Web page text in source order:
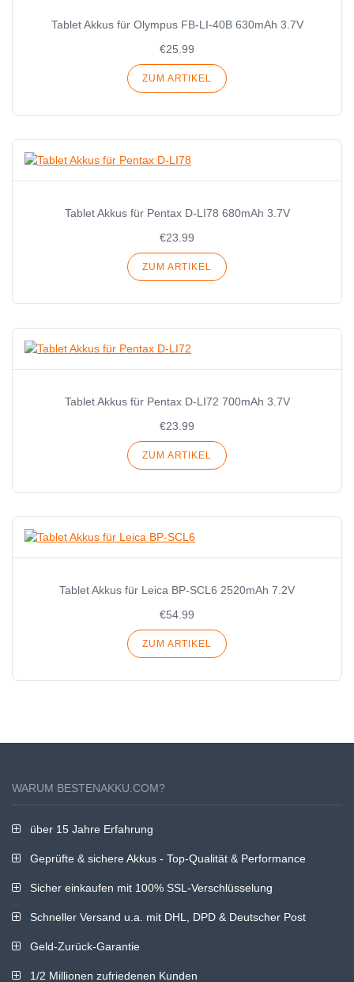
Tablet Akkus für Olympus FB-LI-40B 630mAh 3.7V
€25.99
ZUM ARTIKEL
Tablet Akkus für Pentax D-LI78 680mAh 3.7V
€23.99
ZUM ARTIKEL
Tablet Akkus für Pentax D-LI72 700mAh 3.7V
€23.99
ZUM ARTIKEL
Tablet Akkus für Leica BP-SCL6 2520mAh 7.2V
€54.99
ZUM ARTIKEL
WARUM BESTENAKKU.COM?
über 15 Jahre Erfahrung
Geprüfte & sichere Akkus - Top-Qualität & Performance
Sicher einkaufen mit 100% SSL-Verschlüsselung
Schneller Versand u.a. mit DHL, DPD & Deutscher Post
Geld-Zurück-Garantie
1/2 Millionen zufriedenen Kunden